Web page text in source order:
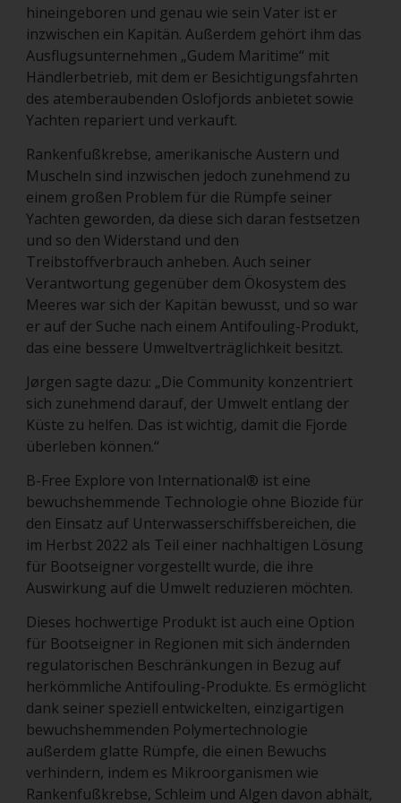
hineingeboren und genau wie sein Vater ist er
inzwischen ein Kapitän. Außerdem gehört ihm das
Ausflugsunternehmen „Gudem Maritime“ mit
Händlerbetrieb, mit dem er Besichtigungsfahrten
des atemberaubenden Oslofjords anbietet sowie
Yachten repariert und verkauft.
Rankenfußkrebse, amerikanische Austern und
Muscheln sind inzwischen jedoch zunehmend zu
einem großen Problem für die Rümpfe seiner
Yachten geworden, da diese sich daran festsetzen
und so den Widerstand und den
Treibstoffverbrauch anheben. Auch seiner
Verantwortung gegenüber dem Ökosystem des
Meeres war sich der Kapitän bewusst, und so war
er auf der Suche nach einem Antifouling-Produkt,
das eine bessere Umweltverträglichkeit besitzt.
Jørgen sagte dazu: „Die Community konzentriert
sich zunehmend darauf, der Umwelt entlang der
Küste zu helfen. Das ist wichtig, damit die Fjorde
überleben können.“
B-Free Explore von International® ist eine
bewuchshemmende Technologie ohne Biozide für
den Einsatz auf Unterwasserschiffsbereichen, die
im Herbst 2022 als Teil einer nachhaltigen Lösung
für Bootseigner vorgestellt wurde, die ihre
Auswirkung auf die Umwelt reduzieren möchten.
Dieses hochwertige Produkt ist auch eine Option
für Bootseigner in Regionen mit sich ändernden
regulatorischen Beschränkungen in Bezug auf
herkömmliche Antifouling-Produkte. Es ermöglicht
dank seiner speziell entwickelten, einzigartigen
bewuchshemmenden Polymertechnologie
außerdem glatte Rümpfe, die einen Bewuchs
verhindern, indem es Mikroorganismen wie
Rankenfußkrebse, Schleim und Algen davon abhält,